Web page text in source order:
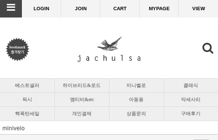
LOGIN JOIN CART MYPAGE VIEW
베스트셀러 하이브리드&로드 미니벨로 클래식
픽시 엠티비&etc 아동용 악세사리
핵폭탄세일 개인결제 상품문의 구매후기
minivelo